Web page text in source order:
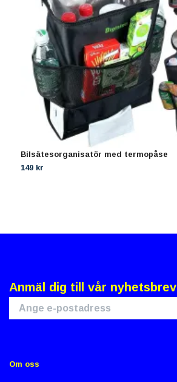
Bilsätesorganisatör med termopåse
149 kr
Anmäl dig till vår nyhetsbrev
Om oss